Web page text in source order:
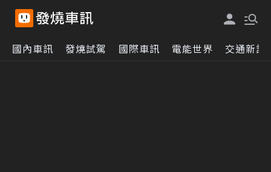
國內車訊 發燒試駕 國際車訊 電能世界 交通新訊